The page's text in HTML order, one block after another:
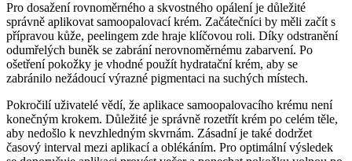
Pro dosažení rovnoměrného a skvostného opálení je důležité
správně aplikovat samoopalovací krém. Začátečníci by měli začít s
přípravou kůže, peelingem zde hraje klíčovou roli. Díky odstranění
odumřelých buněk se zabrání nerovnoměrnému zabarvení. Po
ošetření pokožky je vhodné použít hydratační krém, aby se
zabránilo nežádoucí výrazné pigmentaci na suchých místech.
Pokročilí uživatelé vědí, že aplikace samoopalovacího krému není
konečným krokem. Důležité je správně rozetřít krém po celém těle,
aby nedošlo k nevzhledným skvrnám. Zásadní je také dodržet
časový interval mezi aplikací a oblékáním. Pro optimální výsledek